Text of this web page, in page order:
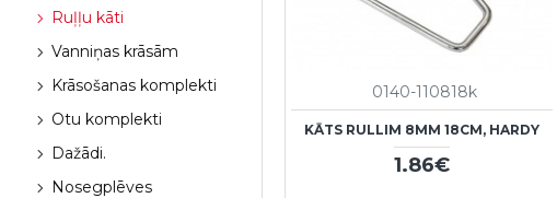
Ruļļu kāti
Vanniņas krāsām
Krāsošanas komplekti
Otu komplekti
Dažādi.
Nosegplēves
0140-110818k
KĀTS RULLIM 8MM 18CM, HARDY
1.86€